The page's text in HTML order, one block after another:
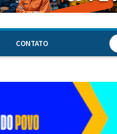
CONTATO